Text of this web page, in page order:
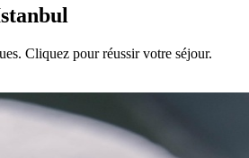
Cliquez pour réussir votre séjour.